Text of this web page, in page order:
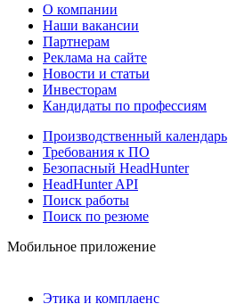
О компании
Наши вакансии
Партнерам
Реклама на сайте
Новости и статьи
Инвесторам
Кандидаты по профессиям
Производственный календарь
Требования к ПО
Безопасный HeadHunter
HeadHunter API
Поиск работы
Поиск по резюме
Мобильное приложение
Этика и комплаенс